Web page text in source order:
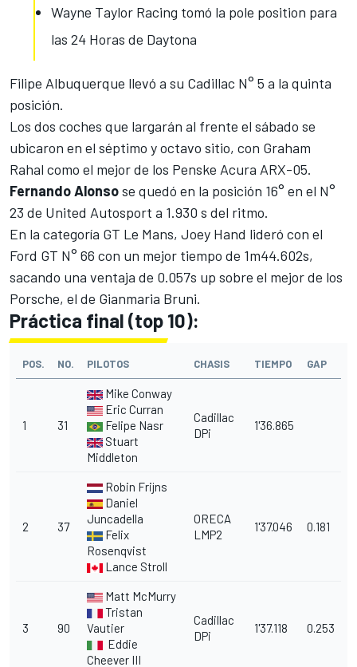
Wayne Taylor Racing tomó la pole position para
las 24 Horas de Daytona
Filipe Albuquerque llevó a su Cadillac N° 5 a la quinta
posición.
Los dos coches que largarán al frente el sábado se
ubicaron en el séptimo y octavo sitio, con Graham
Rahal como el mejor de los Penske Acura ARX-05.
Fernando Alonsose quedó en la posición 16° en el N°
23 de United Autosport a 1.930 s del ritmo.
En la categoría GT Le Mans, Joey Hand lideró con el
Ford GT N° 66 con un mejor tiempo de 1m44.602s,
sacando una ventaja de 0.057s up sobre el mejor de los
Porsche, el de Gianmaria Bruni.
Práctica final (top 10):
POS. NO. PILOTOS CHASIS TIEMPO GAP
1 31
Mike Conway
Eric Curran
Felipe Nasr
Stuart
Middleton
Cadillac
DPi
1'36.865
2 37
Robin Frijns
Daniel
Juncadella
Felix
Rosenqvist
Lance Stroll
ORECA
LMP2
1'37.046 0.181
3 90
Matt McMurry
Tristan
Vautier
Eddie
Cheever III
Cadillac
DPi
1'37.118 0.253